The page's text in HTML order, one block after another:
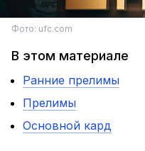
Фото: ufc.com
В этом материале
Ранние прелимы
Прелимы
Основной кард